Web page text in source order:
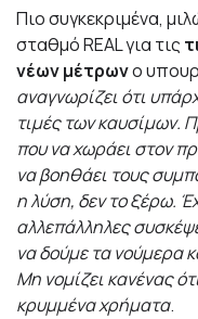
Πιο συγκεκριμένα,
σταθμό REAL για τις
νέων μέτρωνο
αναγνωρίζει ότι
τιμές των καυσίμων.
που να χωράει στον
να βοηθάει τους
η λύση, δεν το ξέρω.
αλλεπάλληλες
να δούμε τα νούμερα
Μη νομίζει κανένας
κρυμμένα χρήματα.